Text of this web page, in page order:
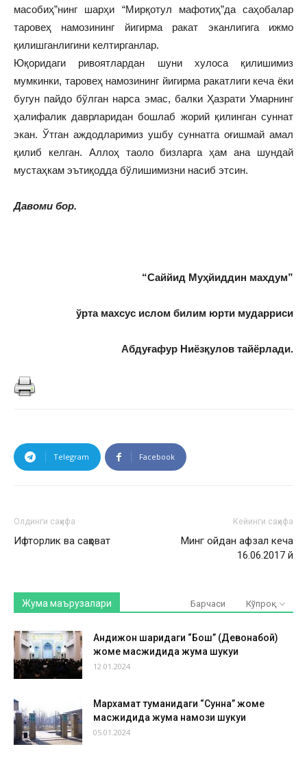
масобиҳ”нинг шарҳи “Мирқотул мафотиҳ”да саҳобалар
таровеҳ намозининг йигирма ракат эканлигига ижмо
қилишганлигини келтирганлар.
Юқоридаги ривоятлардан шуни хулоса қилишимиз
мумкинки, таровеҳ намозининг йигирма ракатлиги кеча ёки
бугун пайдо бўлган нарса эмас, балки Ҳазрати Умарнинг
ҳалифалик даврларидан бошлаб жорий қилинган суннат
экан. Ўтган аждодларимиз ушбу суннатга оғишмай амал
қилиб келган. Аллоҳ таоло бизларга ҳам ана шундай
мустаҳкам эътиқодда бўлишимизни насиб этсин.
Давоми бор.
“Саййид Муҳйиддин махдум”
ўрта махсус ислом билим юрти мударриси
Абдуғафур Ниёзқулов тайёрлади.
Telegram Facebook
Олдинги саҳифа
Ифторлик ва саҳоват
Кейинги саҳифа
Минг ойдан афзал кеча
16.06.2017 й
Жума маърузалари Барчаси Кўпроқ
Андижон шаҳридаги “Бош” (Девонабой)
жоме масжидида жума шукуҳи
12.01.2024
Мархамат туманидаги “Сунна” жоме
масжидида жума намози шукуҳи
05.01.2024